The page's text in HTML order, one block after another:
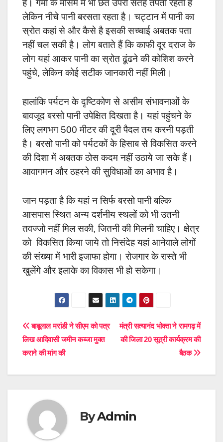
है। गर्मी के मौसम में भी छत उपरी सतह तपती रहती है
लेकिन नीचे पानी बरसता रहता है। चट्टान में पानी का
स्रोत कहां से और कैसे है इसकी सच्चाई अबतक पता
नहीं चल सकी है। लोग बताते हैं कि काफी दूर दराज के
लोग यहां आकर पानी का स्रोत ढूंढने की कोशिश करने
पहुंचे, लेकिन कोई सटीक जानकारी नहीं मिली।
हालांकि पर्यटन के दृष्टिकोण से असीम संभावनाओं के
बावजूद बरसो पानी उपेक्षित दिखता है। यहां पहुंचने के
लिए लगभग 500 मीटर की दूरी पैदल तय करनी पड़ती
है। बरसो पानी को पर्यटकों के हिसाब से विकसित करने
की दिशा में अबतक ठोस कदम नहीं उठाये जा सके हैं।
आवागमन और ठहरने की सुविधाओं का अभाव है।
जान पड़ता है कि यहां न सिर्फ बरसो पानी बल्कि
आसपास स्थित अन्य दर्शनीय स्थलों को भी उतनी
तवज्जो नहीं मिल सकी, जितनी की मिलनी चाहिए। क्षेत्र
को विकसित किया जाये तो निसंदेह यहां आनेवाले लोगों
की संख्या में भारी इजाफा होगा। रोजगार के रास्ते भी
खुलेंगे और इलाके का विकास भी हो सकेगा।
Post
navigation
मंत्री सत्यानंद भोक्ता ने रामगढ़ में
की जिला 20 सूत्री कार्यक्रम की
बैठक
बाबूलाल मरांडी ने सीएम को पत्र
लिख आदिवासी जमीन कब्जा मुक्त
कराने की मांग की
ByAdmin